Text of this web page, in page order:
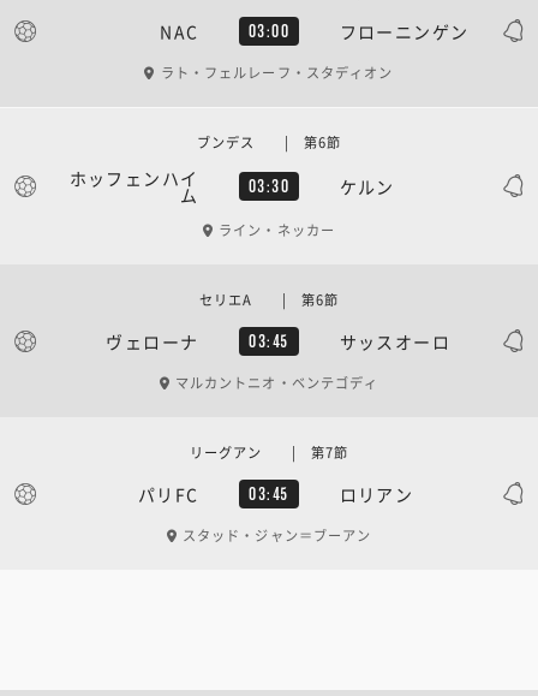
NAC 03:00 フローニンゲン
ラト・フェルレーフ・スタディオン
ホッフェンハイ
ム 03:30 ケルン
ブンデス | 第6節
ライン・ネッカー
ヴェローナ 03:45 サッスオーロ
セリエA | 第6節
マルカントニオ・ベンテゴディ
パリFC 03:45 ロリアン
リーグアン | 第7節
スタッド・ジャン＝ブーアン